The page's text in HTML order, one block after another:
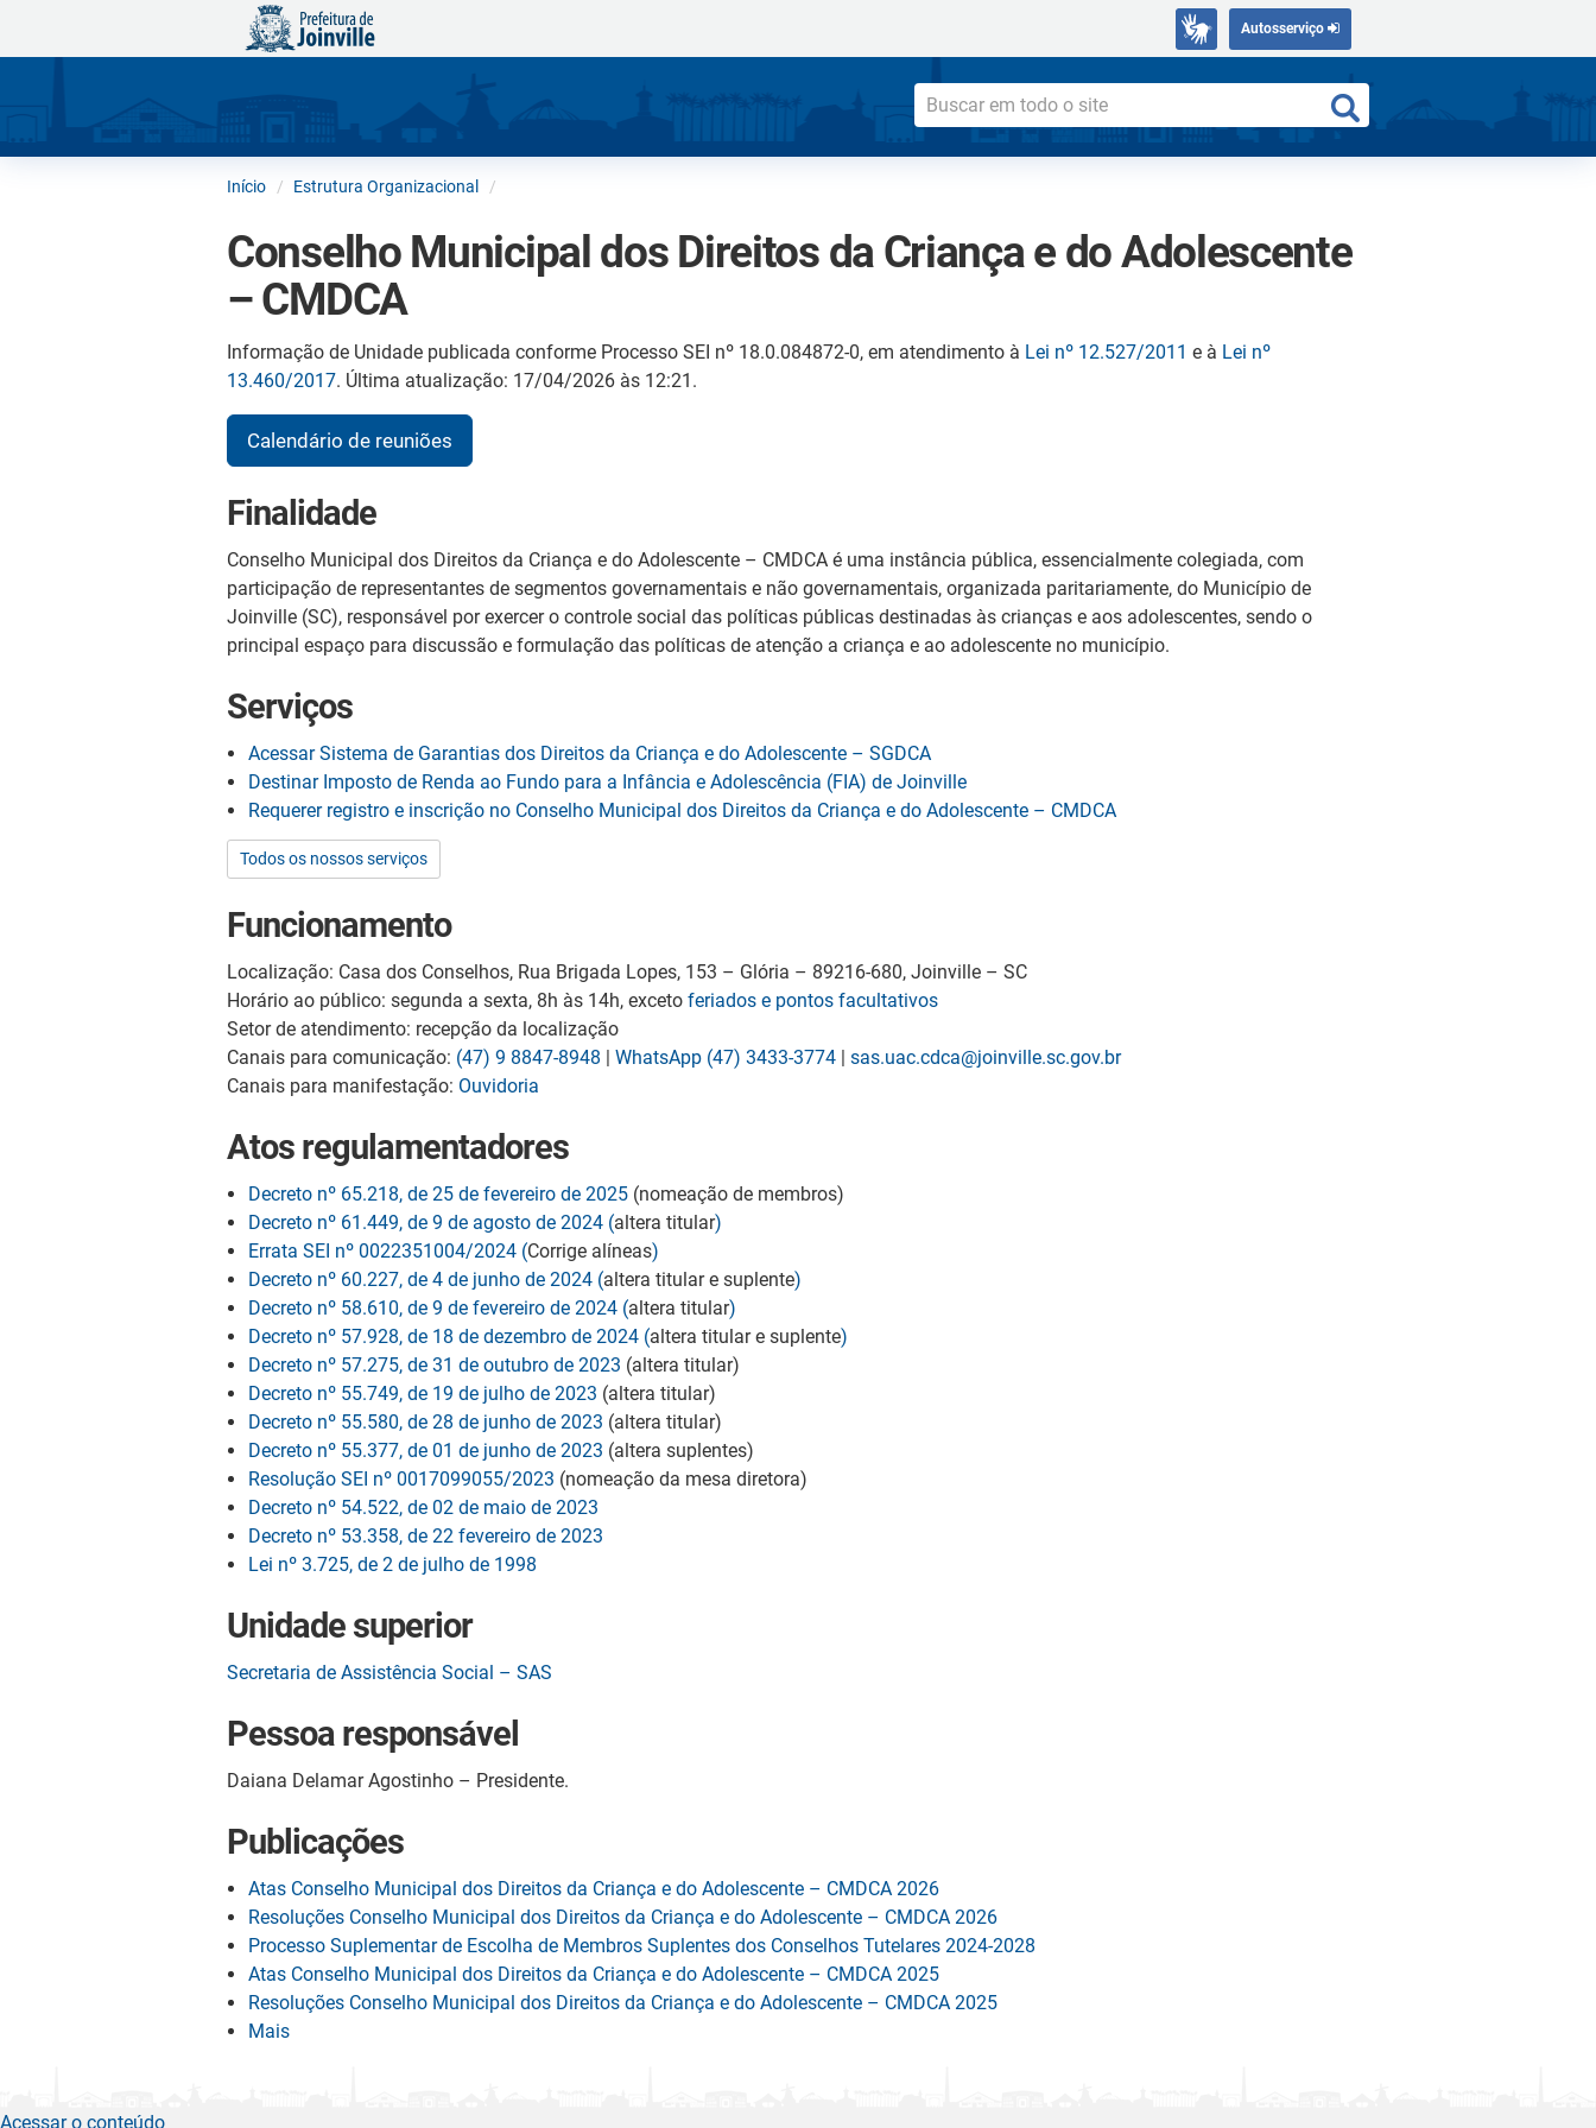
Autosserviço
Início Estrutura Organizacional
Conselho Municipal dos Direitos da Criança e do Adolescente
– CMDCA
Informação de Unidade publicada conforme Processo SEI nº 18.0.084872-0, em atendimento à Lei nº 12.527/2011 e à Lei nº
13.460/2017. Última atualização: 17/04/2026 às 12:21.
Calendário de reuniões
Finalidade
Conselho Municipal dos Direitos da Criança e do Adolescente – CMDCA é uma instância pública, essencialmente colegiada, com
participação de representantes de segmentos governamentais e não governamentais, organizada paritariamente, do Município de
Joinville (SC), responsável por exercer o controle social das políticas públicas destinadas às crianças e aos adolescentes, sendo o
principal espaço para discussão e formulação das políticas de atenção a criança e ao adolescente no município.
Serviços
Acessar Sistema de Garantias dos Direitos da Criança e do Adolescente – SGDCA
Destinar Imposto de Renda ao Fundo para a Infância e Adolescência (FIA) de Joinville
Requerer registro e inscrição no Conselho Municipal dos Direitos da Criança e do Adolescente – CMDCA
Todos os nossos serviços
Funcionamento
Localização: Casa dos Conselhos, Rua Brigada Lopes, 153 – Glória – 89216-680, Joinville – SC
Horário ao público: segunda a sexta, 8h às 14h, exceto feriados e pontos facultativos
Setor de atendimento: recepção da localização
Canais para comunicação: (47) 9 8847-8948 | WhatsApp (47) 3433-3774 | sas.uac.cdca@joinville.sc.gov.br
Canais para manifestação: Ouvidoria
Atos regulamentadores
Decreto nº 65.218, de 25 de fevereiro de 2025 (nomeação de membros)
Decreto nº 61.449, de 9 de agosto de 2024 (altera titular)
Errata SEI nº 0022351004/2024 (Corrige alíneas)
Decreto nº 60.227, de 4 de junho de 2024 (altera titular e suplente)
Decreto nº 58.610, de 9 de fevereiro de 2024 (altera titular)
Decreto nº 57.928, de 18 de dezembro de 2024 (altera titular e suplente)
Decreto nº 57.275, de 31 de outubro de 2023 (altera titular)
Decreto nº 55.749, de 19 de julho de 2023 (altera titular)
Decreto nº 55.580, de 28 de junho de 2023 (altera titular)
Decreto nº 55.377, de 01 de junho de 2023 (altera suplentes)
Resolução SEI nº 0017099055/2023 (nomeação da mesa diretora)
Decreto nº 54.522, de 02 de maio de 2023
Decreto nº 53.358, de 22 fevereiro de 2023
Lei nº 3.725, de 2 de julho de 1998
Unidade superior
Secretaria de Assistência Social – SAS
Pessoa responsável
Daiana Delamar Agostinho – Presidente.
Publicações
Atas Conselho Municipal dos Direitos da Criança e do Adolescente – CMDCA 2026
Resoluções Conselho Municipal dos Direitos da Criança e do Adolescente – CMDCA 2026
Processo Suplementar de Escolha de Membros Suplentes dos Conselhos Tutelares 2024-2028
Atas Conselho Municipal dos Direitos da Criança e do Adolescente – CMDCA 2025
Resoluções Conselho Municipal dos Direitos da Criança e do Adolescente – CMDCA 2025
Mais
Acessar o conteúdo